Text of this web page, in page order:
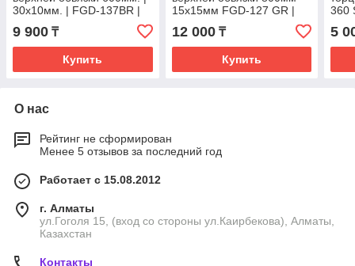
30х10мм. | FGD-137BR |
Бронзовый
9 900 ₸
Купить
15х15мм FGD-127 GR |
Оружейная сталь
12 000₸
Купить
360
5
О нас
Рейтинг не сформирован
Менее 5 отзывов за последний год
Работает с 15.08.2012
г. Алматы
ул.Гоголя 15, (вход со стороны ул.Каирбекова), Алматы,
Казахстан
Контакты